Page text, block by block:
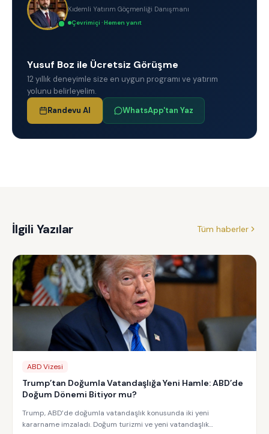
Kıdemli Yatırım Göçmenliği Danışmanı
Çevrimiçi · Hemen yanıt
Yusuf Boz ile Ücretsiz Görüşme
12 yıllık deneyimle size en uygun programı ve yatırım
yolunu belirleyelim.
Randevu Al
WhatsApp'tan Yaz
İlgili Yazılar Tüm haberler
ABD Vizesi
Trump’tan Doğumla Vatandaşlığa Yeni Hamle: ABD’de
Doğum Dönemi Bitiyor mu?
Trump, ABD’de doğumla vatandaşlık konusunda iki yeni
kararname imzaladı. Doğum turizmi ve yeni vatandaşlık